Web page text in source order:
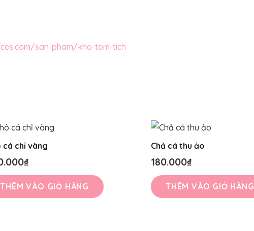
san-pham/kho-tom-tich
cá chỉ vàng
₫
THÊM VÀO GIỎ HÀNG
Chả cá thu ảo
180.000₫
THÊM VÀO GIỎ HÀNG